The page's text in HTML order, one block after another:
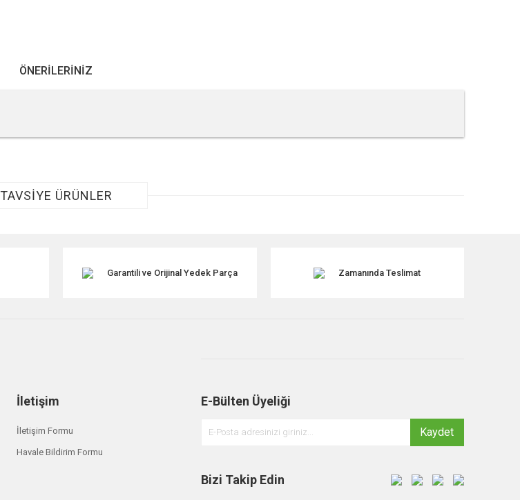
ÖNERILERINIZ
TAVSİYE ÜRÜNLER
Garantili ve Orijinal Yedek Parça Zamanında Teslimat
İletişim
İletişim Formu
Havale Bildirim Formu
E-Bülten Üyeliği
Kaydet
Bizi Takip Edin